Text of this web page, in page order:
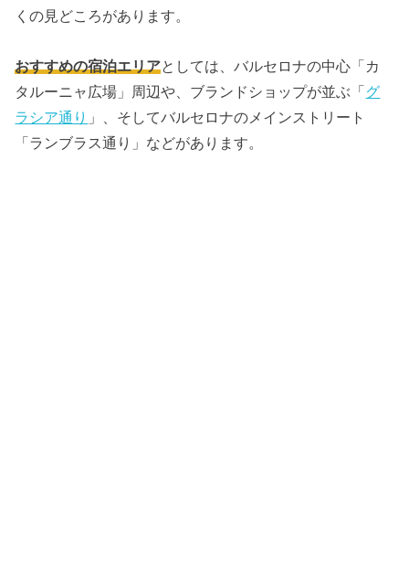
くの見どころがあります。
おすすめの宿泊エリアとしては、バルセロナの中心「カ
タルーニャ広場」周辺や、ブランドショップが並ぶ「グ
ラシア通り 」、そしてバルセロナのメインストリート
「ランブラス通り」などがあります。